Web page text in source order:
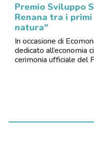
Premio Sviluppo
Renana tra i
natura"
In occasione di
dedicato all’economia
cerimonia ufficiale del